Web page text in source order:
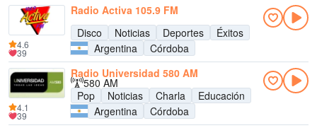
Radio Activa 105.9 FM
Disco
Noticias Deportes
Éxitos
Argentina
Córdoba
4.6
39
Radio Universidad 580 AM
580 AM
Pop
Noticias Charla
Educación
Argentina
Córdoba
4.1
39